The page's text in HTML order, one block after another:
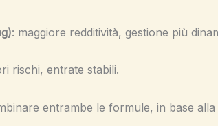
: maggiore redditività, gestione più
rischi, entrate stabili.
entrambe le formule, in base alla